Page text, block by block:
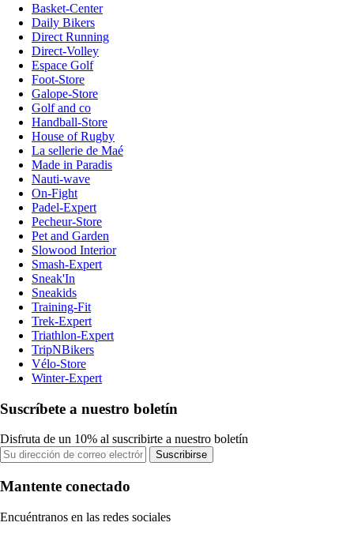
Basket-Center
Daily Bikers
Direct Running
Direct-Volley
Espace Golf
Foot-Store
Galope-Store
Golf and co
Handball-Store
House of Rugby
La sellerie de Maé
Made in Paradis
Nauti-wave
On-Fight
Padel-Expert
Pecheur-Store
Pet and Garden
Slowood Interior
Smash-Expert
Sneak'In
Sneakids
Training-Fit
Trek-Expert
Triathlon-Expert
TripNBikers
Vélo-Store
Winter-Expert
Suscríbete a nuestro boletín
Disfruta de un 10% al suscribirte a nuestro boletín
Suscribirse
Mantente conectado
Encuéntranos en las redes sociales